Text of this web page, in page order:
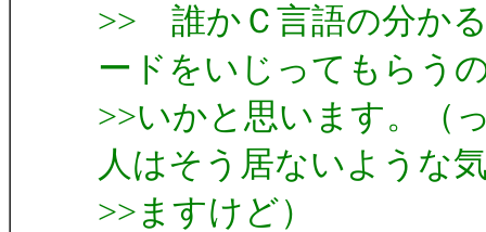
>> 誰かＣ言語の分か
ードをいじってもらう
>>いかと思います。（
人はそう居ないような
>>ますけど）